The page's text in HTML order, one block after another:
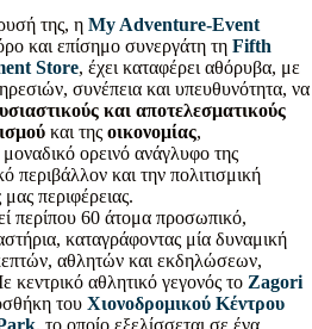
της, η My Adventure-Event
και επίσημο συνεργάτη τη Fifth
Store, έχει καταφέρει αθόρυβα, με
συνέπεια και υπευθυνότητα, να
και αποτελεσματικούς
και της οικονομίας,
ορεινό ανάγλυφο της
περιβάλλον και την πολιτισμική
περιφέρειας.
περίπου 60 άτομα προσωπικό,
καταγράφοντας μία δυναμική
αθλητών και εκδηλώσεων,
αθλητικό γεγονός το Zagori
του Χιονοδρομικού Κέντρου